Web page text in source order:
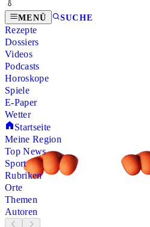
MENÜ SUCHE
Rezepte
Dossiers
Videos
Podcasts
Horoskope
Spiele
E-Paper
Wetter
Startseite
Meine Region
Top News
Sport
Rubriken
Orte
Themen
Autoren